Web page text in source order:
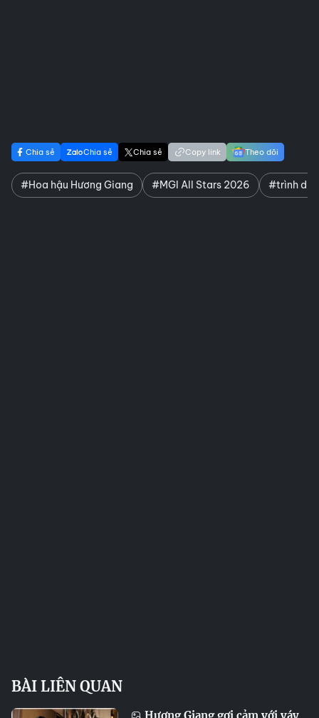
Chia sẻ Chia sẻ Chia sẻ Copy link Theo dõi
#Hoa hậu Hương Giang #MGI All Stars 2026 #trình
BÀI LIÊN QUAN